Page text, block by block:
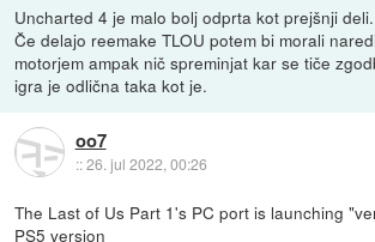
Uncharted 4 je malo bolj odprta kot prejšnji deli.
Če delajo reemake TLOU potem bi morali
motorjem ampak nič spreminjat kar se tiče
igra je odlična taka kot je.
oo7
::26. jul 2022, 00:26
The Last of Us Part 1's PC port is launching
PS5 version